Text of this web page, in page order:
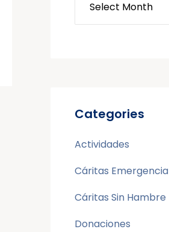
Categories
Actividades
Cáritas Emergencia
Cáritas Sin Hambre
Donaciones